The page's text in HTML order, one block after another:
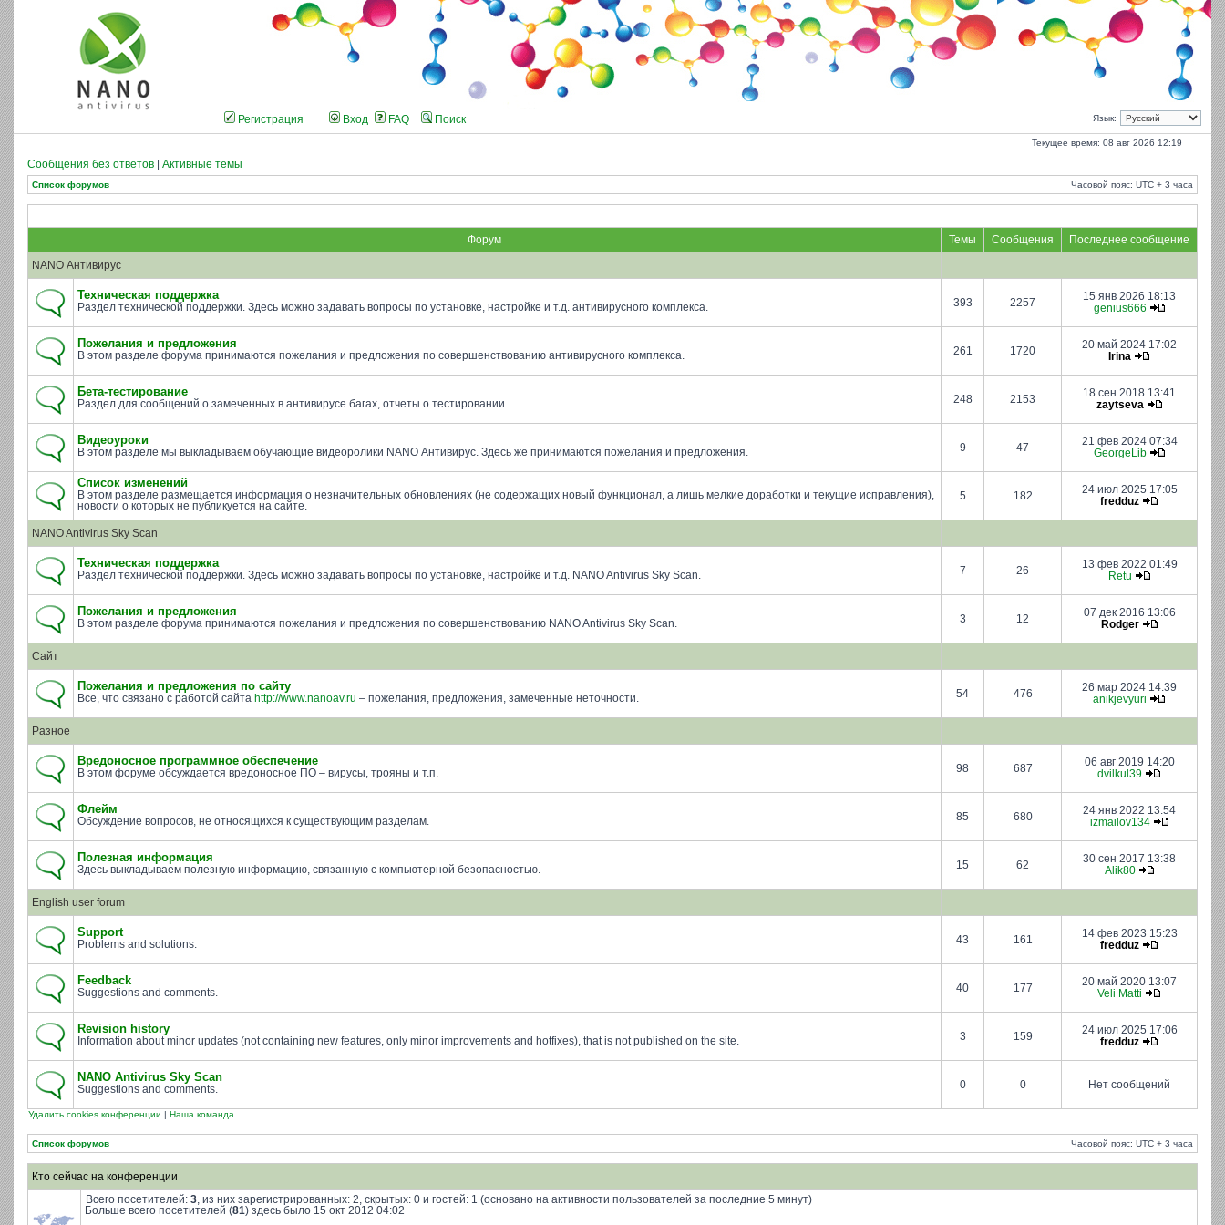
Язык:
Регистрация Вход FAQ Поиск
Текущее время: 08 авг 2026 12:19
Сообщения без ответов Активные темы
Список форумов Часовой пояс: UTC + 3 часа
Форум Темы Сообщения Последнее сообщение
NANO Антивирус
Техническая поддержка
Раздел технической поддержки. Здесь можно задавать вопросы по установке, настройке и т.д. антивирусного комплекса. 393 2257
15 янв 2026 18:13
genius666
Пожелания и предложения
В этом разделе форума принимаются пожелания и предложения по совершенствованию антивирусного комплекса. 261 1720
20 май 2024 17:02
Irina
Бета-тестирование
Раздел для сообщений о замеченных в антивирусе багах, отчеты о тестировании. 248 2153
18 сен 2018 13:41
zaytseva
Видеоуроки
В этом разделе мы выкладываем обучающие видеоролики NANO Антивирус. Здесь же принимаются пожелания и предложения. 9 47
21 фев 2024 07:34
GeorgeLib
Список изменений
В этом разделе размещается информация о незначительных обновлениях (не содержащих новый функционал, а лишь мелкие доработки и текущие исправления),
новости о которых не публикуется на сайте.
5 182
24 июл 2025 17:05
fredduz
NANO Antivirus Sky Scan
Техническая поддержка
Раздел технической поддержки. Здесь можно задавать вопросы по установке, настройке и т.д. NANO Antivirus Sky Scan. 7 26
13 фев 2022 01:49
Retu
Пожелания и предложения
В этом разделе форума принимаются пожелания и предложения по совершенствованию NANO Antivirus Sky Scan. 3 12
07 дек 2016 13:06
Rodger
Сайт
Пожелания и предложения по сайту
Все, что связано с работой сайта http://www.nanoav.ru – пожелания, предложения, замеченные неточности. 54 476
26 мар 2024 14:39
anikjevyuri
Разное
Вредоносное программное обеспечение
В этом форуме обсуждается вредоносное ПО – вирусы, трояны и т.п. 98 687
06 авг 2019 14:20
dvilkul39
Флейм
Обсуждение вопросов, не относящихся к существующим разделам. 85 680
24 янв 2022 13:54
izmailov134
Полезная информация
Здесь выкладываем полезную информацию, связанную с компьютерной безопасностью. 15 62
30 сен 2017 13:38
Alik80
English user forum
Support
Problems and solutions. 43 161
14 фев 2023 15:23
fredduz
Feedback
Suggestions and comments. 40 177
20 май 2020 13:07
Veli Matti
Revision history
Information about minor updates (not containing new features, only minor improvements and hotfixes), that is not published on the site. 3 159
24 июл 2025 17:06
fredduz
NANO Antivirus Sky Scan
Suggestions and comments. 0 0 Нет сообщений
Удалить cookies конференции | Наша команда
Список форумов Часовой пояс: UTC + 3 часа
Кто сейчас на конференции
Всего посетителей: 3 , из них зарегистрированных: 2, скрытых: 0 и гостей: 1 (основано на активности пользователей за последние 5 минут)
Больше всего посетителей (81) здесь было 15 окт 2012 04:02